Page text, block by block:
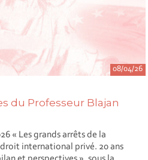
08/04/26
du Professeur Blajan
« Les grands arrêts de la
international privé. 20 ans